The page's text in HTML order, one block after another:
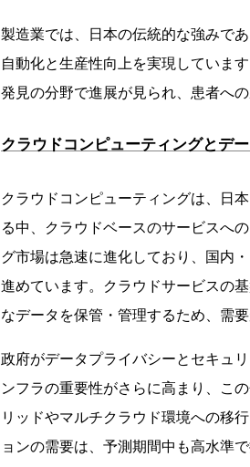
製造業では、日本の伝統的な強みで
自動化と生産性向上を実現していま
発見の分野で進展が見られ、患者へ
クラウドコンピューティングとデ
クラウドコンピューティングは、日
る中、クラウドベースのサービスへ
グ市場は急速に進化しており、国内
進めています。クラウドサービスの
なデータを保管・管理するため、需要
政府がデータプライバシーとセキュ
ンフラの重要性がさらに高まり、こ
リッドやマルチクラウド環境への移
ョンの需要は、予測期間中も高水準